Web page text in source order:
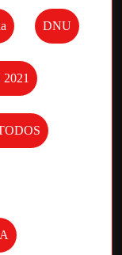
DNU